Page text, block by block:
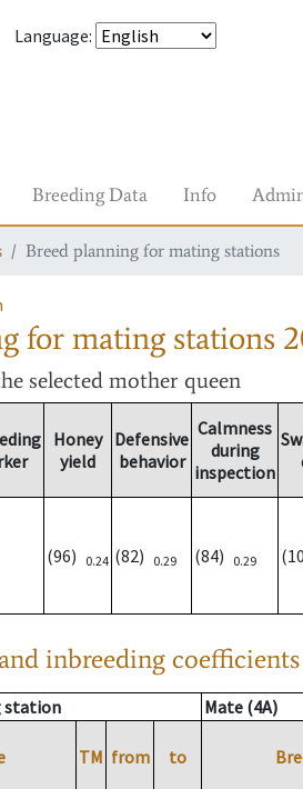
Language:
Breeding Data Info
Breed planning for mating stations
for mating stations
selected mother queen
Honey
yield
Defensive
behavior
Calmness
during
inspection
(96) 0.24 (82) 0.29 (84) 0.29
inbreeding
station Mate (4A)
TM from to